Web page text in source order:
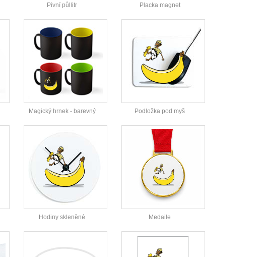
Pivní půllitr Placka magnet
Magický hrnek - barevný Podložka pod myš
Hodiny skleněné Medaile